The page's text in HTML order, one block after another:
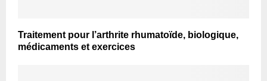
Traitement pour l’arthrite rhumatoïde, biologique,
médicaments et exercices